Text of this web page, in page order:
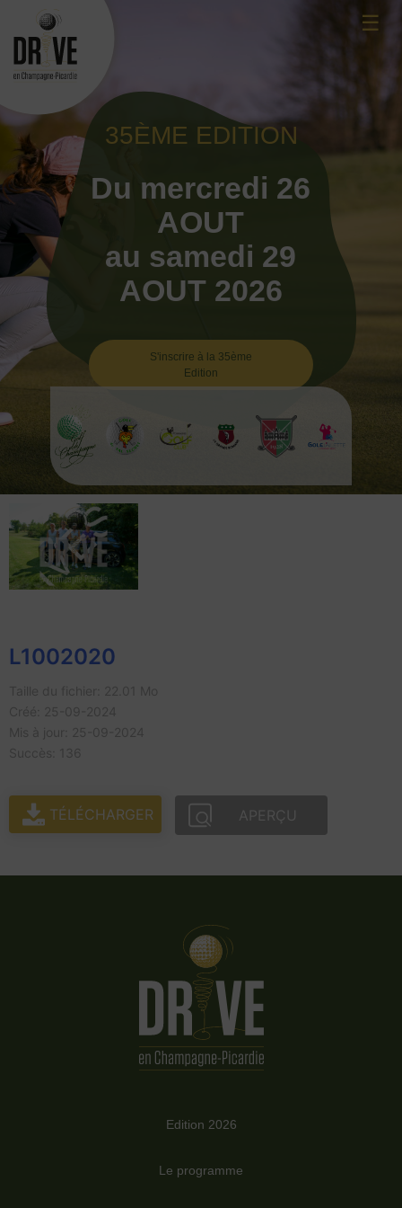
content
☰
35ÈME EDITION
Du mercredi 26
AOUT
au samedi 29
AOUT 2026
S'inscrire à la 35ème
Edition
L1002020
TÉLÉCHARGER APERÇU
Edition 2026
Le programme